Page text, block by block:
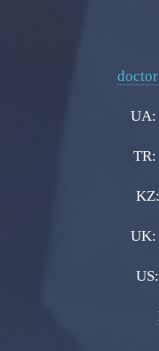
UA:
TR:
KZ:
UK:
US: